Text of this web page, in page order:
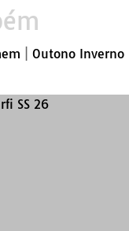
Outono Inverno